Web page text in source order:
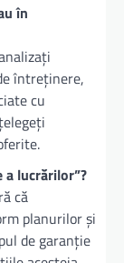
în
întreținere,
cu
a lucrărilor”?
că
planurilor și
de garanție